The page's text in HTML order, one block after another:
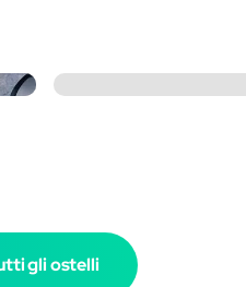
gli ostelli